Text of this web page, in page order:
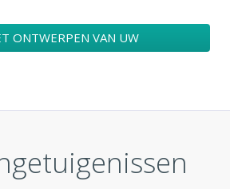
ONTWERPEN VAN UW